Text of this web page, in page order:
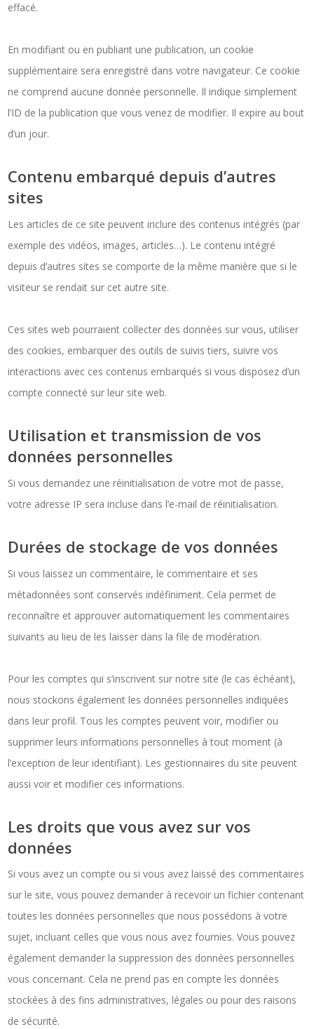
effacé.
En modifiant ou en publiant une publication, un cookie
supplémentaire sera enregistré dans votre navigateur. Ce cookie
ne comprend aucune donnée personnelle. Il indique simplement
l’ID de la publication que vous venez de modifier. Il expire au bout
d’un jour.
Contenu embarqué depuis d’autres
sites
Les articles de ce site peuvent inclure des contenus intégrés (par
exemple des vidéos, images, articles…). Le contenu intégré
depuis d’autres sites se comporte de la même manière que si le
visiteur se rendait sur cet autre site.
Ces sites web pourraient collecter des données sur vous, utiliser
des cookies, embarquer des outils de suivis tiers, suivre vos
interactions avec ces contenus embarqués si vous disposez d’un
compte connecté sur leur site web.
Utilisation et transmission de vos
données personnelles
Si vous demandez une réinitialisation de votre mot de passe,
votre adresse IP sera incluse dans l’e-mail de réinitialisation.
Durées de stockage de vos données
Si vous laissez un commentaire, le commentaire et ses
métadonnées sont conservés indéfiniment. Cela permet de
reconnaître et approuver automatiquement les commentaires
suivants au lieu de les laisser dans la file de modération.
Pour les comptes qui s’inscrivent sur notre site (le cas échéant),
nous stockons également les données personnelles indiquées
dans leur profil. Tous les comptes peuvent voir, modifier ou
supprimer leurs informations personnelles à tout moment (à
l’exception de leur identifiant). Les gestionnaires du site peuvent
aussi voir et modifier ces informations.
Les droits que vous avez sur vos
données
Si vous avez un compte ou si vous avez laissé des commentaires
sur le site, vous pouvez demander à recevoir un fichier contenant
toutes les données personnelles que nous possédons à votre
sujet, incluant celles que vous nous avez fournies. Vous pouvez
également demander la suppression des données personnelles
vous concernant. Cela ne prend pas en compte les données
stockées à des fins administratives, légales ou pour des raisons
de sécurité.